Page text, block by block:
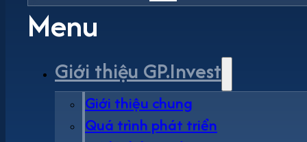
Menu
Giới thiệu GP.Invest
Giới thiệu chung
Quá trình phát triển